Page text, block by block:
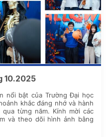
10.2025
nổi bật của Trường Đại học
khắc đáng nhớ và hành
từng năm. Kính mời các
và theo dõi hình ảnh bằng